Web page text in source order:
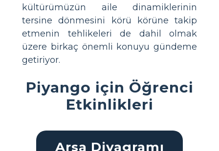
kültürümüzün aile dinamiklerinin
tersine dönmesini körü körüne takip
etmenin tehlikeleri de dahil olmak
üzere birkaç önemli konuyu gündeme
getiriyor.
Piyango için Öğrenci
Etkinlikleri
Arsa Diyagramı